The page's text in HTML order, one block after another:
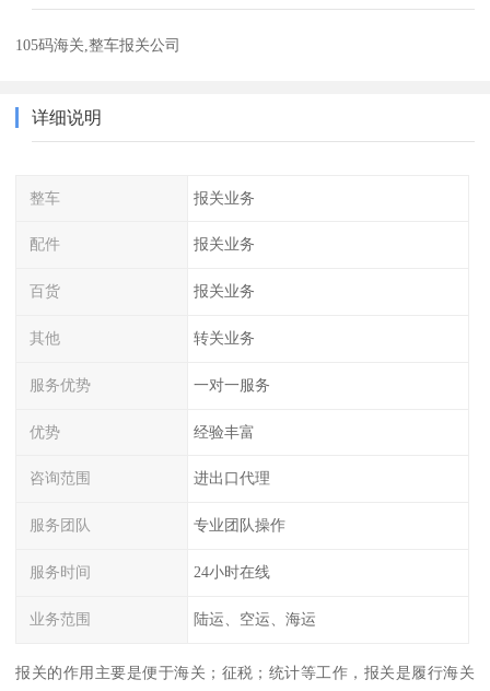
105码海关,整车报关公司
详细说明
整车 报关业务
配件 报关业务
百货 报关业务
其他 转关业务
服务优势 一对一服务
优势 经验丰富
咨询范围 进出口代理
服务团队 专业团队操作
服务时间 24小时在线
业务范围 陆运、空运、海运
报关的作用主要是便于海关；征税；统计等工作，报关是履行海关